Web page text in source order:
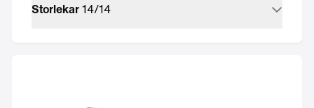
Storlekar14/14